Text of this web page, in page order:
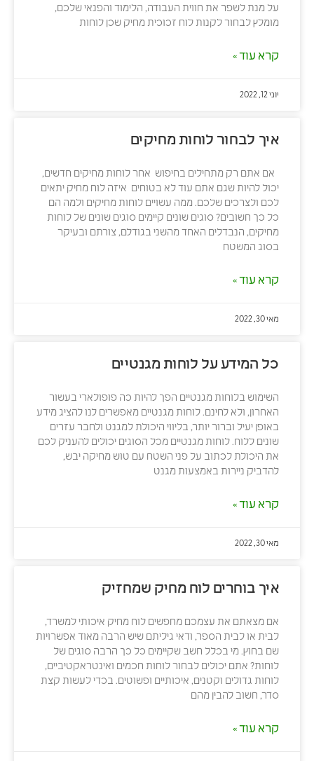
על מנת לשפר את חווית העבודה, הלימוד והפנאי שלכם,
מומלץ לבחור לקנות לוח זכוכית מחיק שכן לוחות
קרא עוד »
יוני 12, 2022
איך לבחור לוחות מחיקים
אם אתם רק מתחילים בחיפוש אחר לוחות מחיקים חדשים,
יכול להיות שגם אתם עוד לא בטוחים איזה לוח מחיק יתאים
לכם ולצרכים שלכם. ממה עשויים לוחות מחיקים ולמה הם
כל כך חשובים? סוגים שונים קיימים סוגים שונים של לוחות
מחיקים, הנבדלים האחד מהשני בגודלם, צורתם ובעיקר
בסוג המשטח
קרא עוד »
מאי 30, 2022
כל המידע על לוחות מגנטיים
השימוש בלוחות מגנטיים הפך להיות כה פופולארי בעשור
האחרון, ולא לחינם. לוחות מגנטיים מאפשרים לנו להציג מידע
באופן יעיל וברור יותר, בליווי היכולת למגנט ולחבר עזרים
שונים ללוח. לוחות מגנטיים מכל הסוגים יכולים להעניק לכם
את היכולת לכתוב על פני השטח עם טוש מחיקה יבש,
להדביק ניירות באמצעות מגנט
קרא עוד »
מאי 30, 2022
איך בוחרים לוח מחיק שמחזיק
אם מצאתם את עצמכם מחפשים לוח מחיק איכותי למשרד,
לבית או לבית הספר, ודאי גיליתם שיש הרבה מאוד אפשרויות
שם בחוץ. מי בכלל חשב שקיימים כל כך הרבה סוגים של
לוחות? אתם יכולים לבחור לוחות חכמים ואינטראקטיביים,
לוחות גדולים וקטנים, איכותיים ופשוטים. בכדי לעשות קצת
סדר, חשוב להבין מהם
קרא עוד »